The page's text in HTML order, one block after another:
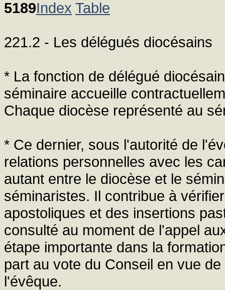
5189Index Table
221.2 - Les délégués diocésains
* La fonction de délégué
séminaire accueille
Chaque diocèse représenté au
* Ce dernier, sous l'autorité de
relations personnelles avec les
autant entre le diocèse et le
séminaristes. Il contribue à
apostoliques et des insertions
consulté au moment de l'appel
étape importante dans la
part au vote du Conseil en vue
l'évêque.